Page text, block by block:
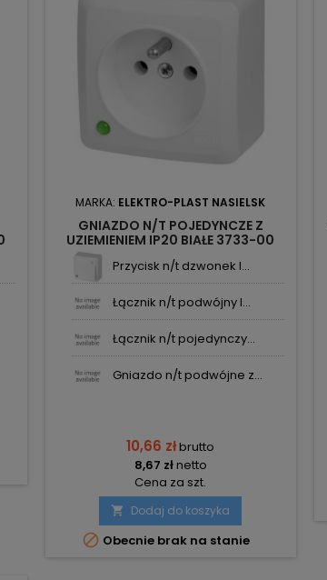
MARKA: ELEKTRO-PLAST NASIELSK
GNIAZDO N/T POJEDYNCZE Z
UZIEMIENIEM IP20 BIAŁE 3733-00
BERG ELEKTRO-PLAST NASIELSK
Przycisk n/t dzwonek I...
Łącznik n/t podwójny I...
Łącznik n/t pojedynczy...
Gniazdo n/t podwójne z...
10,66 złbrutto
8,67 złnetto
Cena za szt.
 Dodaj do koszyka
 Obecnie brak na stanie